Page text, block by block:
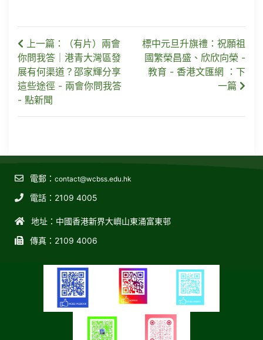
上一篇：（有片）兩會
你問我答｜港青大灣區發
展有何渠道？邵家輝分享
這些途徑 - 兩會你問我答
- 點新聞
標中元旦升旗禮：祝願祖
國繁榮昌盛、欣欣向榮 -
教育 - 香港文匯網 ：下
一篇
電郵： contact@wcbss.edu.hk
電話：2109 4005
地址：中國香港新界大嶼山東涌富東邨
傳真：2109 4006